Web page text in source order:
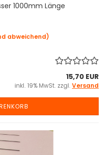
1000mm Länge
abweichend)
15,70 EUR
inkl. 19% MwSt. zzgl. Versand